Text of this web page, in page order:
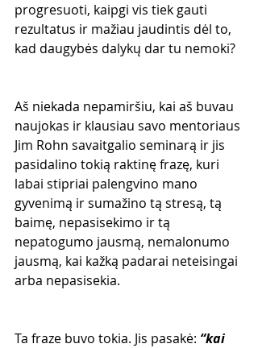
progresuoti, kaipgi vis tiek gauti
rezultatus ir mažiau jaudintis dėl to,
kad daugybės dalykų dar tu nemoki?
Aš niekada nepamiršiu, kai aš buvau
naujokas ir klausiau savo mentoriaus
Jim Rohn savaitgalio seminarą ir jis
pasidalino tokią raktinę frazę, kuri
labai stipriai palengvino mano
gyvenimą ir sumažino tą stresą, tą
baimę, nepasisekimo ir tą
nepatogumo jausmą, nemalonumo
jausmą, kai kažką padarai neteisingai
arba nepasisekia.
Ta fraze buvo tokia. Jis pasakė: “kai